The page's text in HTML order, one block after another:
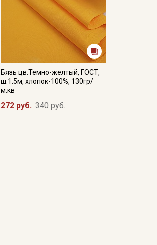
Бязь цв.Темно-желтый, ГОСТ,
ш.1.5м, хлопок-100%, 130гр/
м.кв
272 руб. 340 руб.